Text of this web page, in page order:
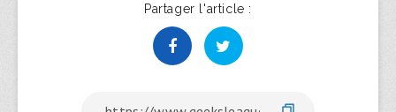
Partager l'article :